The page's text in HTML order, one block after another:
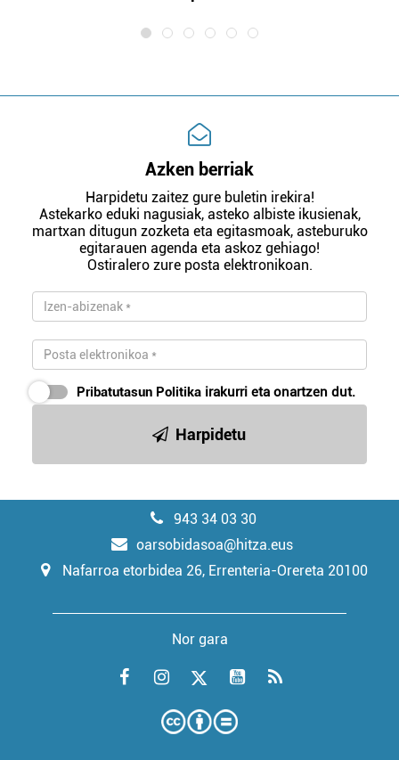
Azken berriak
Harpidetu zaitez gure buletin irekira!
Astekarko eduki nagusiak, asteko albiste ikusienak,
martxan ditugun zozketa eta egitasmoak, asteburuko
egitarauen agenda eta askoz gehiago!
Ostiralero zure posta elektronikoan.
Pribatutasun Politika irakurri eta onartzen dut.
Harpidetu
943 34 03 30
oarsobidasoa@hitza.eus
Nafarroa etorbidea 26, Errenteria-Orereta 20100
Nor gara